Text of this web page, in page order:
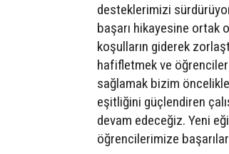
desteklerimizi
başarı hikayesine ortak
koşulların giderek
hafifletmek ve
sağlamak bizim
eşitliğini güçlendiren
devam edeceğiz. Yeni
öğrencilerimize